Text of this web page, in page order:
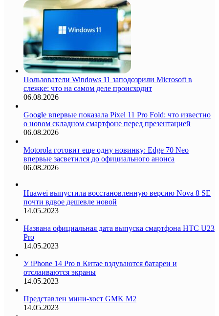
Пользователи Windows 11 заподозрили Microsoft в
слежке: что на самом деле происходит
06.08.2026
Google впервые показала Pixel 11 Pro Fold: что известно
о новом складном смартфоне перед презентацией
06.08.2026
Motorola готовит еще одну новинку: Edge 70 Neo
впервые засветился до официального анонса
06.08.2026
Huawei выпустила восстановленную версию Nova 8 SE
почти вдвое дешевле новой
14.05.2023
Названа официальная дата выпуска смартфона HTC U23
Pro
14.05.2023
У iPhone 14 Pro в Китае вздуваются батареи и
отслаиваются экраны
14.05.2023
Представлен мини-хост GMK M2
14.05.2023